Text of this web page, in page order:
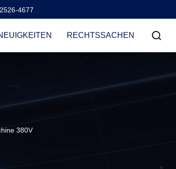
4677
RECHTSSACHEN
380V